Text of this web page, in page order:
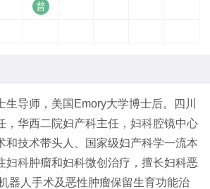
生导师，美国Emory大学博士后。四川
，华西二院妇产科主任， 妇科腔镜中心
和技术带头人、国家级妇产科学一流本
妇科肿瘤和妇科微创治疗，擅长妇科恶
器人手术及恶性肿瘤保留生育功能治